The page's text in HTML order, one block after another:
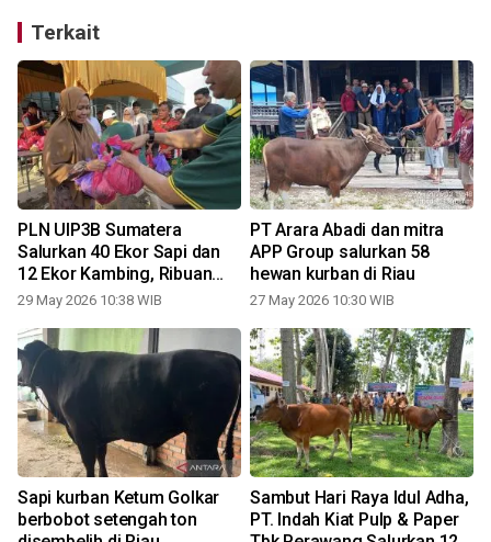
Terkait
PLN UIP3B Sumatera
Salurkan 40 Ekor Sapi dan
12 Ekor Kambing, Ribuan
Masyarakat Rasakan
29 May 2026 10:38 WIB
PT Arara Abadi dan mitra
APP Group salurkan 58
hewan kurban di Riau
27 May 2026 10:30 WIB
Sapi kurban Ketum Golkar
berbobot setengah ton
Sambut Hari Raya Idul Adha,
PT. Indah Kiat Pulp & Paper